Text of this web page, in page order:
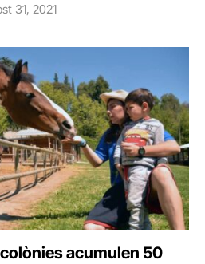
31, 2021
acumulen 50